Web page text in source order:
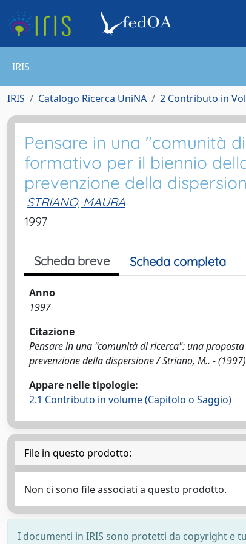
IRIS
IRIS Catalogo Ricerca UniNA 2 Contributo in
Pensare in una "comunità
formativo per il biennio
prevenzione della
STRIANO, MAURA
1997
Scheda breve Scheda completa
Anno
1997
Citazione
Pensare in una "comunità di ricerca": una
prevenzione della dispersione / Striano, M.. -
Appare nelle tipologie:
2.1 Contributo in volume (Capitolo o Saggio)
File in questo prodotto:
Non ci sono file associati a questo prodotto.
I documenti in IRIS sono protetti da copyright e